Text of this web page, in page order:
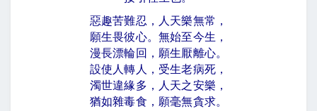
惡趣苦難忍，人天樂無常，
願生畏彼心。無始至今生，
漫長漂輪回，願生厭離心。
設使人轉人，受生老病死，
濁世違緣多，人天之安樂，
猶如雜毒食，願毫無貪求。